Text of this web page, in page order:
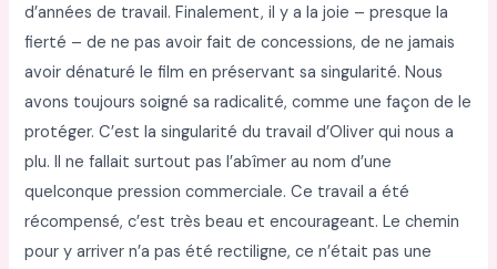
d’années de travail. Finalement, il y a la joie – presque la
fierté – de ne pas avoir fait de concessions, de ne jamais
avoir dénaturé le film en préservant sa singularité. Nous
avons toujours soigné sa radicalité, comme une façon de le
protéger. C’est la singularité du travail d’Oliver qui nous a
plu. Il ne fallait surtout pas l’abîmer au nom d’une
quelconque pression commerciale. Ce travail a été
récompensé, c’est très beau et encourageant. Le chemin
pour y arriver n’a pas été rectiligne, ce n’était pas une